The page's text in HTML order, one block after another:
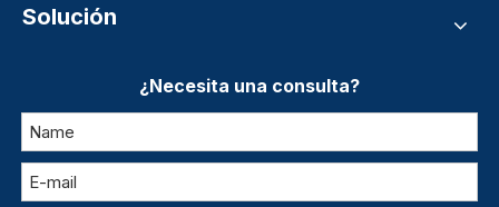
Solución
¿Necesita una consulta?